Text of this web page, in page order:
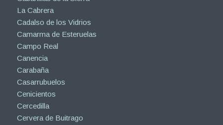
La Cabrera
Cadalso de los Vidrios
Camarma de Esteruelas
Campo Real
Canencia
Carabaña
Casarrubuelos
Cenicientos
Cercedilla
Cervera de Buitrago